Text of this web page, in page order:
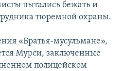
пытались бежать и
тюремной охраны.
«Братья-мусульмане»,
Мурси, заключенные
полицейском